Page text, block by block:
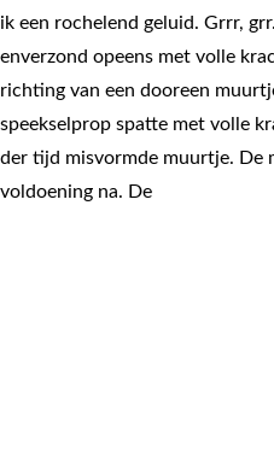
ik een rochelend geluid. Grrr,
enverzond opeens met volle
richting van een dooreen
speekselprop spatte met volle
der tijd misvormde muurtje. De
voldoening na. De